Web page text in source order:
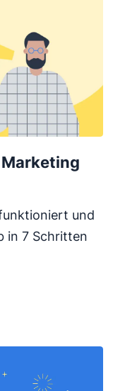
und
in 7 Schritten